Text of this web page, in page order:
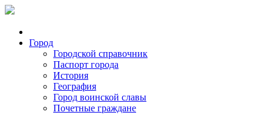
Город
Городской справочник
Паспорт города
История
География
Город воинской славы
Почетные граждане